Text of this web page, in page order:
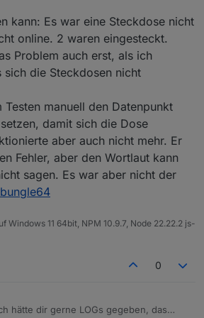
kann: Es war eine Steckdose nicht
online. 2 waren eingesteckt.
Problem auch erst, als ich
sich die Steckdosen nicht
manuell den Datenpunkt
damit sich die Dose
aber auch nicht mehr. Er
Fehler, aber den Wortlaut kann
sagen. Es war aber nicht der
Windows 11 64bit, NPM 10.9.7, Node 22.22.2 js-
0
hätte dir gerne LOGs gegeben, das